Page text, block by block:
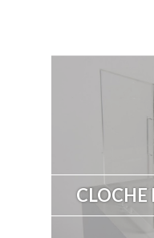
CLOCHE